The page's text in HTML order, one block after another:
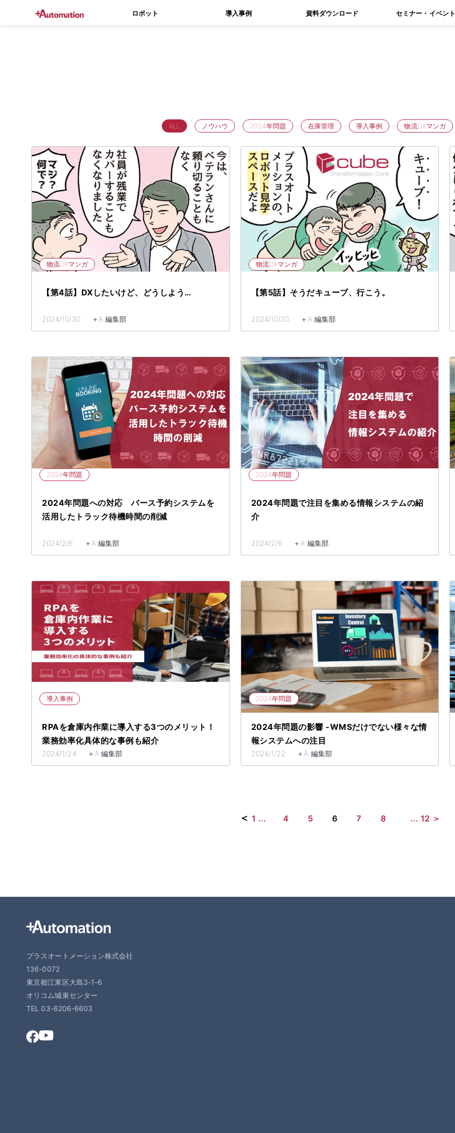
ロボット 導入事例 資料ダウンロード セミナー・イベント
ALL ノウハウ 2024年問題 在庫管理 導入事例 物流DXマンガ
物流DXマンガ
【第4話】DXしたいけど、どうしよう…
2024/10/30 ＋A 編集部
物流DXマンガ
【第5話】そうだキューブ、行こう。
2024/10/30 ＋A 編集部
2024年問題
2024年問題への対応 バース予約システムを
活用したトラック待機時間の削減
2024/2/6 ＋A 編集部
2024年問題
2024年問題で注目を集める情報システムの紹
介
2024/2/6 ＋A 編集部
導入事例
​​​​​​RPAを倉庫内作業に導入する3つのメリット！
業務効率化具体的な事例も紹介​
2024/1/24 ＋A 編集部
2024年問題
2024年問題の影響 -WMSだけでない様々な情
報システムへの注目
2024/1/22 ＋A 編集部
＜ 1 ... 4 5 6 7 8 ... 12 ＞
プラスオートメーション株式会社
136-0072
東京都江東区大島3-1-6
オリコム城東センター
TEL 03-6206-6603